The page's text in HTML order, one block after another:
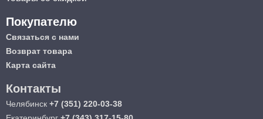
Покупателю
Связаться с нами
Возврат товара
Карта сайта
Контакты
Челябинск +7 (351) 220-03-38